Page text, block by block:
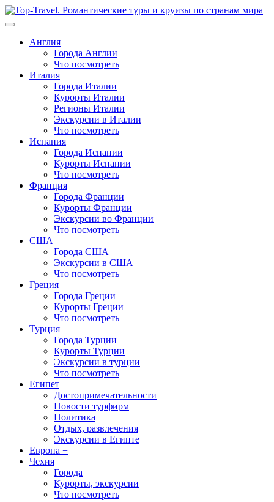
Перейти
к
Англия
Города Англии
Что посмотреть
Италия
Города Италии
Курорты Италии
Регионы Италии
Экскурсии в Италии
Что посмотреть
Испания
Города Испании
Курорты Испании
Что посмотреть
Франция
Города Франции
Курорты Франции
Экскурсии во Франции
Что посмотреть
США
Города США
Экскурсии в США
Что посмотреть
Греция
Города Греции
Курорты Греции
Что посмотреть
Турция
Города Турции
Курорты Турции
Экскурсии в турции
Что посмотреть
Египет
Достопримечательности
Новости турфирм
Политика
Отдых, развлечения
Экскурсии в Египте
Европа +
Чехия
Города
Курорты, экскурсии
Что посмотреть